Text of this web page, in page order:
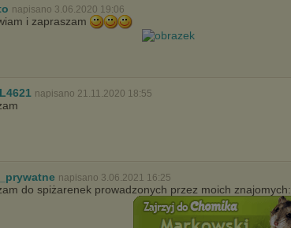
plików cookies na
usunąć pliki cookies,
w ustawieniach przeglądarki
znajdziesz pod adresem
napisano 3.06.2020 19:06
i zapraszam
napisano 21.11.2020 18:55
napisano 3.06.2021 16:25
do spiżarenek prowadzonych przez moich znajomych: